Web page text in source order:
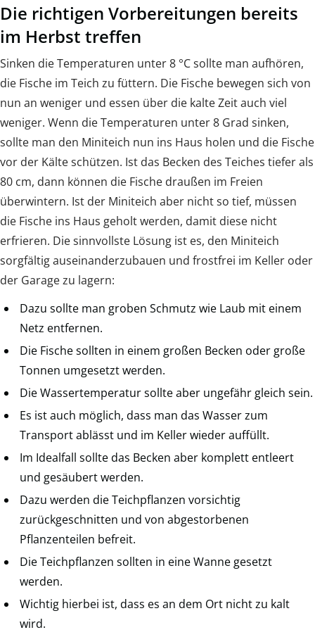
Die richtigen Vorbereitungen bereits
im Herbst treffen
Sinken die Temperaturen unter 8 °C sollte man aufhören,
die Fische im Teich zu füttern. Die Fische bewegen sich von
nun an weniger und essen über die kalte Zeit auch viel
weniger. Wenn die Temperaturen unter 8 Grad sinken,
sollte man den Miniteich nun ins Haus holen und die Fische
vor der Kälte schützen. Ist das Becken des Teiches tiefer als
80 cm, dann können die Fische draußen im Freien
überwintern. Ist der Miniteich aber nicht so tief, müssen
die Fische ins Haus geholt werden, damit diese nicht
erfrieren. Die sinnvollste Lösung ist es, den Miniteich
sorgfältig auseinanderzubauen und frostfrei im Keller oder
der Garage zu lagern:
Dazu sollte man groben Schmutz wie Laub mit einem
Netz entfernen.
Die Fische sollten in einem großen Becken oder große
Tonnen umgesetzt werden.
Die Wassertemperatur sollte aber ungefähr gleich sein.
Es ist auch möglich, dass man das Wasser zum
Transport ablässt und im Keller wieder auffüllt.
Im Idealfall sollte das Becken aber komplett entleert
und gesäubert werden.
Dazu werden die Teichpflanzen vorsichtig
zurückgeschnitten und von abgestorbenen
Pflanzenteilen befreit.
Die Teichpflanzen sollten in eine Wanne gesetzt
werden.
Wichtig hierbei ist, dass es an dem Ort nicht zu kalt
wird.